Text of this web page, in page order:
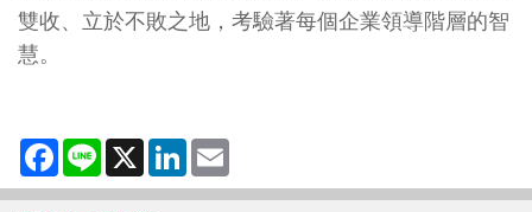
雙收、立於不敗之地，考驗著每個企業領導階層的智
慧。
Facebook
Line X LinkedIn